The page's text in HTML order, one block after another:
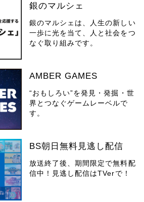
銀のマルシェ
銀のマルシェは、人生の新しい
一歩に光を当て、人と社会をつ
なぐ取り組みです。
AMBER GAMES
“おもしろい”を発見・発掘・世
界とつなぐゲームレーベルで
す。
BS朝日無料見逃し配信
放送終了後、期間限定で無料配
信中！見逃し配信はTVerで！